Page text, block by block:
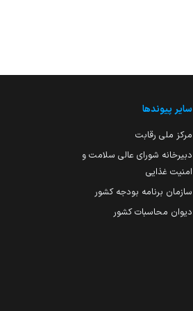
سایر پیوندها
مرکز ملی رقابت
دبیرخانه شورای عالی سلامت و
امنیت غذایی
سازمان برنامه بودجه کشور
دیوان محاسبات کشور